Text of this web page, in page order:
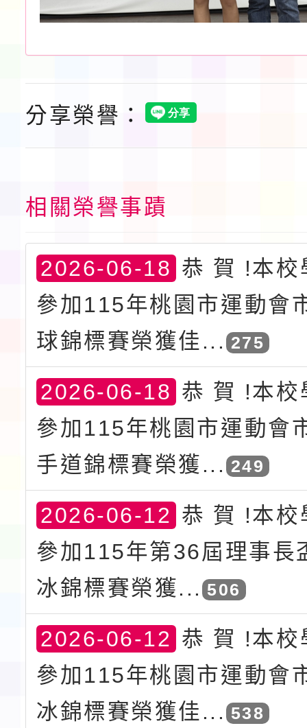
分享榮譽：
相關榮譽事蹟
2026-06-18 恭 賀 !本校
參加115年桃園市運動會
球錦標賽榮獲佳... 275
2026-06-18 恭 賀 !本校
參加115年桃園市運動會
手道錦標賽榮獲... 249
2026-06-12 恭 賀 !本校
參加115年第36屆理事長
冰錦標賽榮獲... 506
2026-06-12 恭 賀 !本校
參加115年桃園市運動會
冰錦標賽榮獲佳... 538